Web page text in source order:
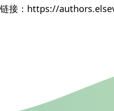
接：https://